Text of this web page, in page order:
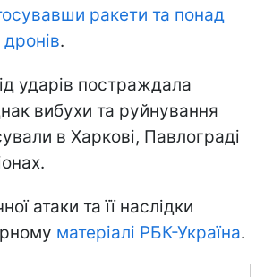
ракети та понад
.
ударів постраждала
вибухи та руйнування
в Харкові, Павлограді
атаки та її наслідки
матеріалі РБК-Україна.